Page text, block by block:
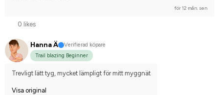
för 12 mån. sen
0 likes
Hanna Ä
Verifierad köpare
Trail blazing Beginner
Trevligt lätt tyg, mycket lämpligt för mitt myggnät
Visa original